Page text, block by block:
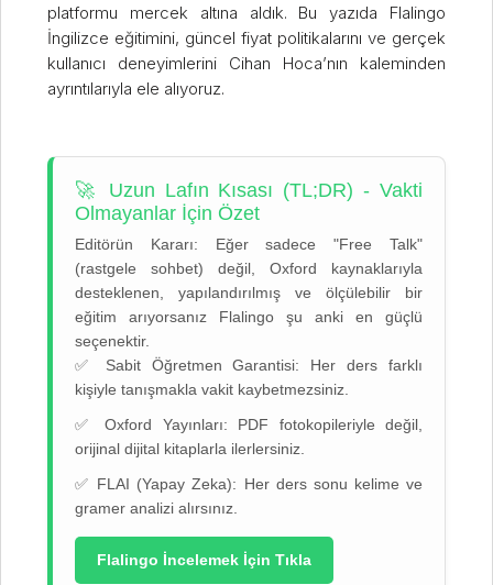
platformu mercek altına aldık. Bu yazıda Flalingo
İngilizce eğitimini, güncel fiyat politikalarını ve gerçek
kullanıcı deneyimlerini Cihan Hoca’nın kaleminden
ayrıntılarıyla ele alıyoruz.
🚀 Uzun Lafın Kısası (TL;DR) - Vakti
Olmayanlar İçin Özet
Editörün Kararı: Eğer sadece "Free Talk"
(rastgele sohbet) değil, Oxford kaynaklarıyla
desteklenen, yapılandırılmış ve ölçülebilir bir
eğitim arıyorsanız Flalingo şu anki en güçlü
seçenektir.
✅ Sabit Öğretmen Garantisi: Her ders farklı
kişiyle tanışmakla vakit kaybetmezsiniz.
✅ Oxford Yayınları: PDF fotokopileriyle değil,
orijinal dijital kitaplarla ilerlersiniz.
✅ FLAI (Yapay Zeka): Her ders sonu kelime ve
gramer analizi alırsınız.
Flalingo İncelemek İçin Tıkla